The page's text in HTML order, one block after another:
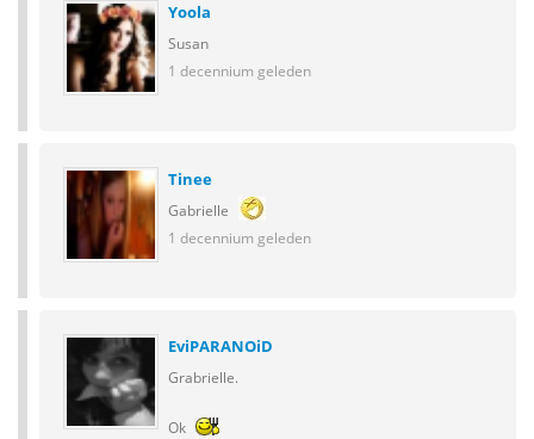
Yoola
Susan
1 decennium geleden
Tinee
Gabrielle
1 decennium geleden
EviPARANOiD
Grabrielle.
Ok